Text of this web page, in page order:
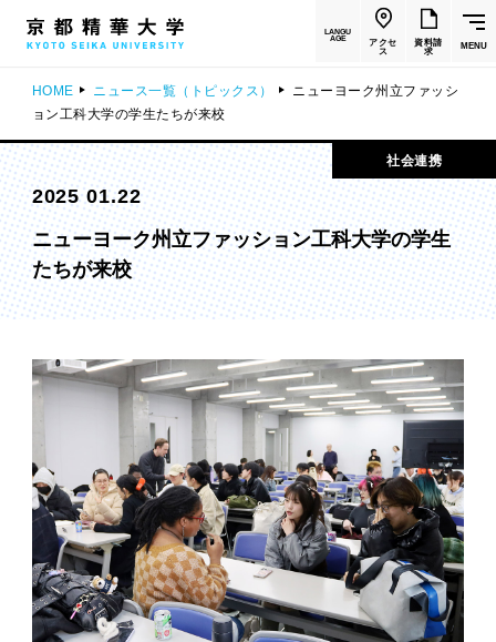
LANGU
AGE
アクセ
ス
資料請
求
MENU
HOME ニュース一覧（トピックス）
ニューヨーク州立ファッシ
ョン工科大学の学生たちが来校
社会連携
2025 01.22
ニューヨーク州立ファッション工科大学の学生
たちが来校